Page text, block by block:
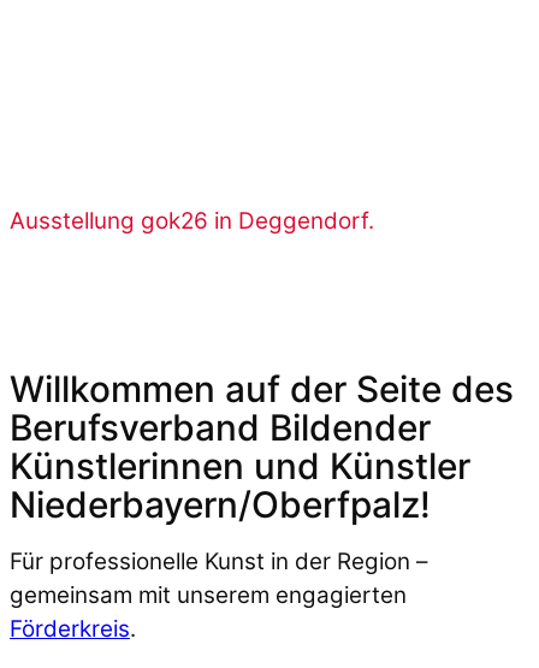
Ausstellung gok26 in Deggendorf.
Willkommen auf der Seite des
Berufsverband Bildender
Künstlerinnen und Künstler
Niederbayern/Oberfpalz!
Für professionelle Kunst in der Region –
gemeinsam mit unserem engagierten
Förderkreis.